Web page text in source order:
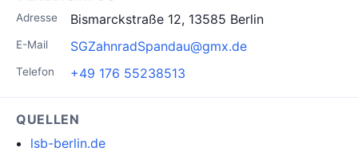
Adresse Bismarckstraße 12, 13585 Berlin
E-Mail SGZahnradSpandau@gmx.de
Telefon +49 176 55238513
QUELLEN
lsb-berlin.de